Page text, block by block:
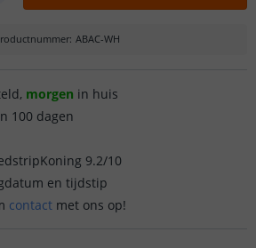
: ABAC-WH
morgen in huis
100 dagen
9.2/10
en tijdstip
contact met ons op!